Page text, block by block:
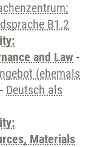
B1.2
and Law -
(ehemals
- Deutsch als
Materials